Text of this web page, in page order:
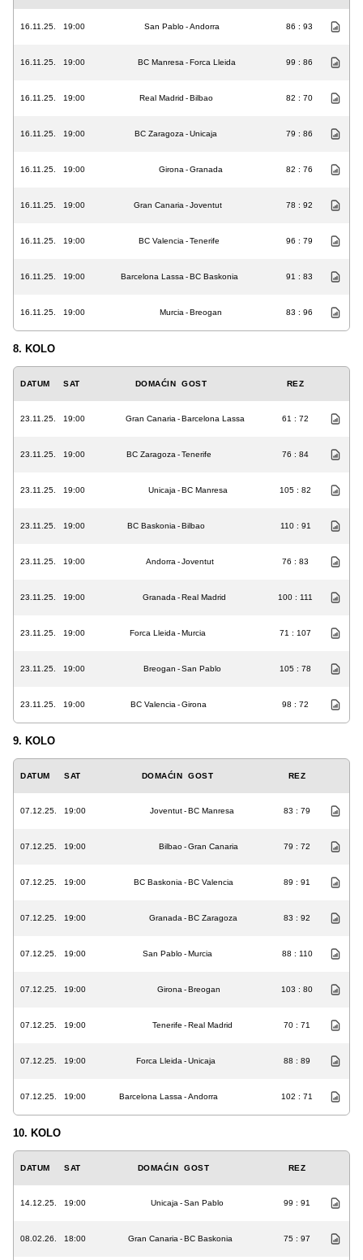
16.11.25. 19:00 San Pablo-Andorra 86 : 93
16.11.25. 19:00 BC Manresa -Forca Lleida 99 : 86
16.11.25. 19:00 Real Madrid -Bilbao 82 : 70
16.11.25. 19:00 BC Zaragoza -Unicaja 79 : 86
16.11.25. 19:00 Girona -Granada 82 : 76
16.11.25. 19:00 Gran Canaria -Joventut 78 : 92
16.11.25. 19:00 BC Valencia -Tenerife 96 : 79
16.11.25. 19:00 Barcelona Lassa -BC Baskonia 91 : 83
16.11.25. 19:00 Murcia -Breogan 83 : 96
8. KOLO
DATUM SAT DOMAĆIN GOST REZ
23.11.25. 19:00 Gran Canaria -Barcelona Lassa 61 : 72
23.11.25. 19:00 BC Zaragoza -Tenerife 76 : 84
23.11.25. 19:00 Unicaja -BC Manresa 105 : 82
23.11.25. 19:00 BC Baskonia -Bilbao 110 : 91
23.11.25. 19:00 Andorra -Joventut 76 : 83
23.11.25. 19:00 Granada -Real Madrid 100 : 111
23.11.25. 19:00 Forca Lleida -Murcia 71 : 107
23.11.25. 19:00 Breogan -San Pablo 105 : 78
23.11.25. 19:00 BC Valencia -Girona 98 : 72
9. KOLO
DATUM SAT DOMAĆIN GOST REZ
07.12.25. 19:00 Joventut-BC Manresa 83 : 79
07.12.25. 19:00 Bilbao-Gran Canaria 79 : 72
07.12.25. 19:00 BC Baskonia -BC Valencia 89 : 91
07.12.25. 19:00 Granada -BC Zaragoza 83 : 92
07.12.25. 19:00 San Pablo-Murcia 88 : 110
07.12.25. 19:00 Girona -Breogan 103 : 80
07.12.25. 19:00 Tenerife -Real Madrid 70 : 71
07.12.25. 19:00 Forca Lleida -Unicaja 88 : 89
07.12.25. 19:00 Barcelona Lassa -Andorra 102 : 71
10. KOLO
DATUM SAT DOMAĆIN GOST REZ
14.12.25. 19:00 Unicaja -San Pablo 99 : 91
08.02.26. 18:00 Gran Canaria -BC Baskonia 75 : 97